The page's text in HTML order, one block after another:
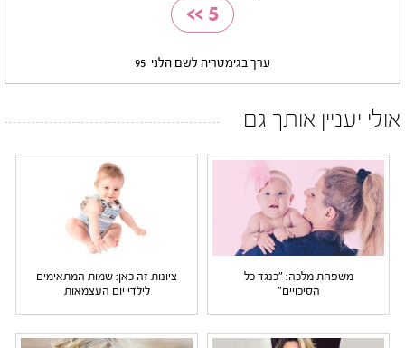
5
>>
ערך בגימטריה לשם הלני 95
אולי יעניין אותך גם
משפחת מלכה: "כנגד כל
הסיכויים"
ציונות זה כאן: שמות המתאימים
לילדי יום העצמאות